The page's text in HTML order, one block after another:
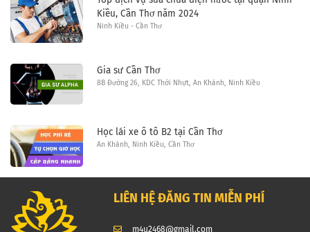
Kiều, Cần Thơ năm 2024
Ninh Kiều - Cần Thơ
Gia sư Cần Thơ
8B Đường 26, KDC Thới Nhựt, An Khánh, Ninh Kiều
Học lái xe ô tô B2 tại Cần Thơ
An Khánh, Ninh Kiều, Cần Thơ
LIÊN HỆ ĐĂNG TIN MIỄN PHÍ
m4u2468@gmail.com